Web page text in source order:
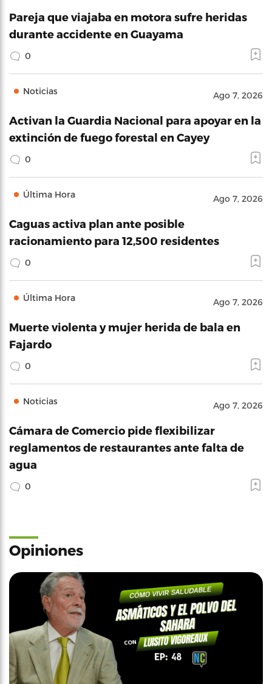
Pareja que viajaba en motora sufre heridas
durante accidente en Guayama
0
Noticias Ago 7, 2026
Activan la Guardia Nacional para apoyar en la
extinción de fuego forestal en Cayey
0
Última Hora Ago 7, 2026
Caguas activa plan ante posible
racionamiento para 12,500 residentes
0
Última Hora Ago 7, 2026
Muerte violenta y mujer herida de bala en
Fajardo
0
Noticias Ago 7, 2026
Cámara de Comercio pide flexibilizar
reglamentos de restaurantes ante falta de
agua
0
Opiniones